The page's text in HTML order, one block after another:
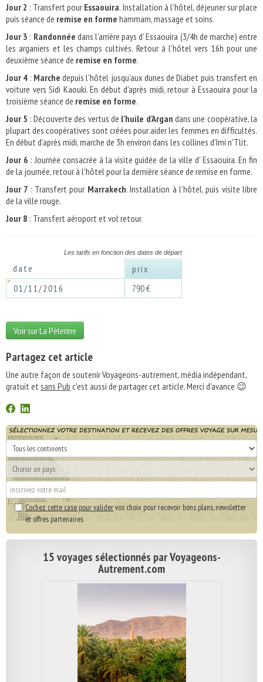
Jour 2 : Transfert pour Essaouira. Installation à l'hôtel, déjeuner sur place
puis séance de remise en forme hammam, massage et soins.
Jour 3 : Randonnée dans l'arrière pays d' Essaouira (3/4h de marche) entre
les arganiers et les champs cultivés. Retour à l'hôtel vers 16h pour une
deuxième séance de remise en forme.
Jour 4 : Marche depuis l'hôtel jusqu'aux dunes de Diabet puis transfert en
voiture vers Sidi Kaouki. En début d'après midi, retour à Essaouira pour la
troisième séance de remise en forme.
Jour 5 : Découverte des vertus de l'huile d'Argan dans une coopérative, la
plupart des coopératives sont créées pour aider les femmes en difficultés.
En début d'après midi, marche de 3h environ dans les collines d'Imi n'Tlit.
Jour 6 : Journée consacrée à la visite guidée de la ville d' Essaouira. En fin
de la journée, retour à l'hôtel pour la dernière séance de remise en forme.
Jour 7 : Transfert pour Marrakech. Installation à l'hôtel, puis visite libre
de la ville rouge.
Jour 8 : Transfert aéroport et vol retour.
Les tarifs en fonction des dates de départ
date
prix
01/11/2016
790 €
Voir sur La Pèlerine
Partagez cet article
Une autre façon de soutenir Voyageons-autrement, média indépendant,
gratuit etsans Pub c'est aussi de partager cet article. Merci d'avance 😉
Cochez cette case pour validervos choix pour recevoir bons plans, newsletter
et offres partenaires
15 voyages sélectionnés par Voyageons-
Autrement.com